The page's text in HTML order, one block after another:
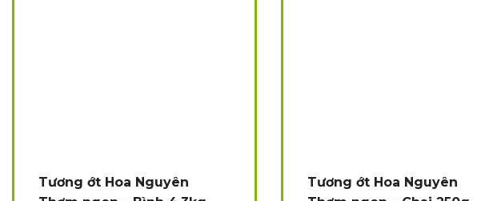
Tương ớt Hoa Nguyên
Tương ớt Hoa Nguyên